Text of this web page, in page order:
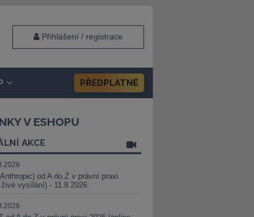
Přihlášení / registrace
PŘEDPLATNÉ
V ESHOPU
AKCE
od A do Z v právní praxi
živé vysílání) - 11.8.2026